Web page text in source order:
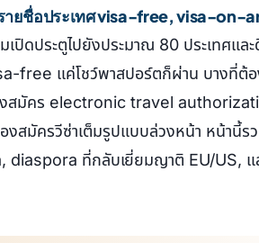
ยชื่อประเทศ visa-free, visa-on-
เปิดประตูไปยังประมาณ 80 ประเทศ
free แค่โชว์พาสปอร์ตก็ผ่าน บางที่
สมัคร electronic travel
สมัครวีซ่าเต็มรูปแบบล่วงหน้า หน้านี้ร
ที่กลับเยี่ยมญาติ EU/US, แ